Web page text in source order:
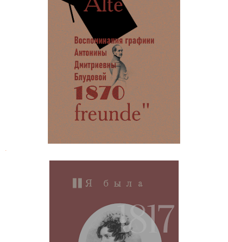
Антонина Дмитриевна Блудова.
Мои воспоминания